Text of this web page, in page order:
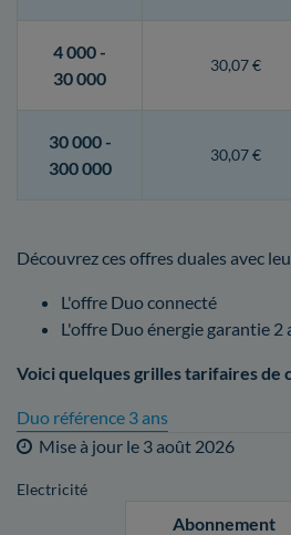
4 000 -
30 000
30,07 €
30 000 -
300 000
30,07 €
Découvrez ces offres duales avec
L'offre Duo connecté
L'offre Duo énergie garantie 2
Voici quelques grilles tarifaires de
Duo référence 3 ans
Mise à jour le 3 août 2026
Electricité
Abonnement